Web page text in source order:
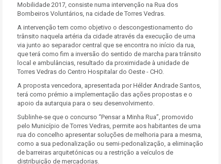
Mobilidade 2017, consiste numa intervenção na Rua dos
Bombeiros Voluntários, na cidade de Torres Vedras.
A intervenção tem como objetivo o descongestionamento do
trânsito naquela artéria da cidade através da execução de uma
via junto ao separador central que se encontra no início da rua,
que terá como fim a inversão do sentido de marcha para trânsito
local e ambulâncias, resultado da proximidade à unidade de
Torres Vedras do Centro Hospitalar do Oeste - CHO.
A proposta vencedora, apresentada por Hélder Andrade Santos,
terá como prémio a implementação das ações propostas e o
apoio da autarquia para o seu desenvolvimento.
Sublinhe-se que o concurso “Pensar a Minha Rua”, promovido
pelo Município de Torres Vedras, permite aos habitantes de uma
rua do concelho apresentar soluções de melhoria para a mesma,
como a sua pedonalização ou semi-pedonalização, a eliminação
de barreiras arquitetónicas ou a restrição a veículos de
distribuição de mercadorias.